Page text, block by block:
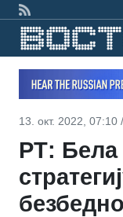
13. окт. 2022, 07:10 /
РТ: Бела